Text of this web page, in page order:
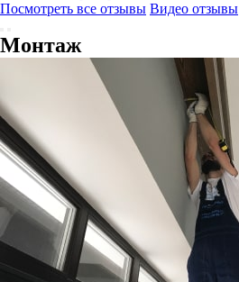
Посмотреть все отзывы Видео отзывы
Монтаж